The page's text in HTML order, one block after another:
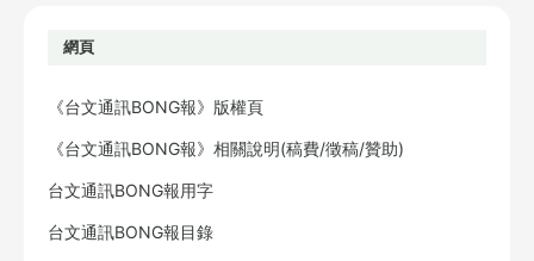
網頁
《台文通訊BONG報》版權頁
《台文通訊BONG報》相關說明(稿費/徵稿/贊助)
台文通訊BONG報用字
台文通訊BONG報目錄